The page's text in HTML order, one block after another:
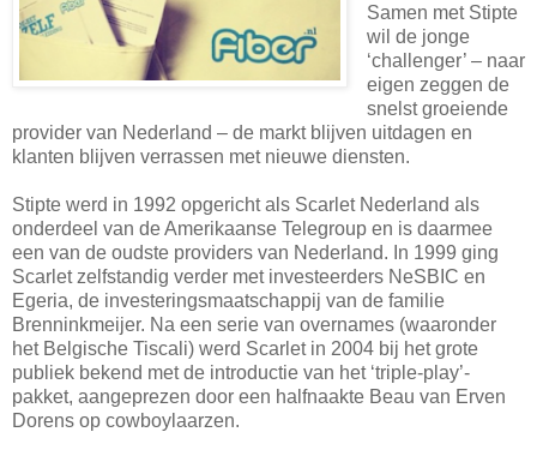
Samen met Stipte
wil de jonge
‘challenger’ – naar
eigen zeggen de
snelst groeiende
provider van Nederland – de markt blijven uitdagen en
klanten blijven verrassen met nieuwe diensten.
Stipte werd in 1992 opgericht als Scarlet Nederland als
onderdeel van de Amerikaanse Telegroup en is daarmee
een van de oudste providers van Nederland. In 1999 ging
Scarlet zelfstandig verder met investeerders NeSBIC en
Egeria, de investeringsmaatschappij van de familie
Brenninkmeijer. Na een serie van overnames (waaronder
het Belgische Tiscali) werd Scarlet in 2004 bij het grote
publiek bekend met de introductie van het ‘triple-play’-
pakket, aangeprezen door een halfnaakte Beau van Erven
Dorens op cowboylaarzen.